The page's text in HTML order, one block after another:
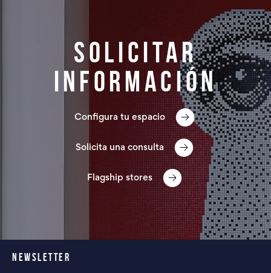
Solicitar
información
Configura tu espacio
Solicita una consulta
Flagship stores
NEWSLETTER